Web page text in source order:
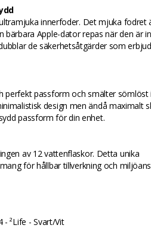
innerfoder. Det mjuka fodret
Apple-dator repas när den är
de säkerhetsåtgärder som
perfekt passform och smälter sömlöst
design men ändå maximalt
passform för din enhet.
av 12 vattenflaskor. Detta unika
för hållbar tillverkning och
- ²Life - Svart/Vit